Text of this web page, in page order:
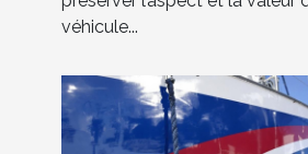
véhicule...